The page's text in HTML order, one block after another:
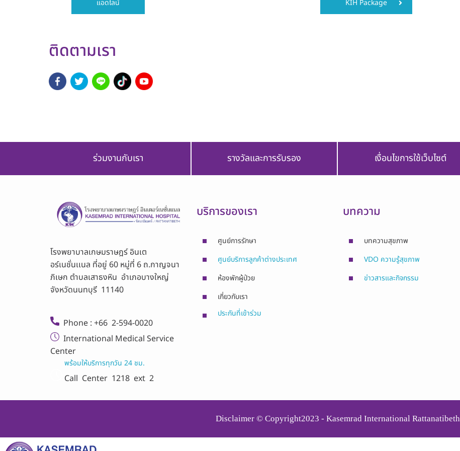
แอดไลน์ KIH Package
ติดตามเรา
ร่วมงานกับเรา รางวัลและการรับรอง เงื่อนไขการใช้เว็บไซต์
โรงพยาบาลเกษมราษฎร์ อินเต
อร์เนชั่นเเนล ที่อยู่ 60 หมู่ที่ 6 ถ.กาญจนา
ภิเษก ตำบลเสาธงหิน อำเภอบางใหญ่
จังหวัดนนทบุรี 11140
Phone : +66 2-594-0020
International Medical Service
Center
พร้อมให้บริการทุกวัน 24 ชม.
Call Center 1218 ext 2
บริการของเรา
ศูนย์การรักษา
ศูนย์บริการลูกค้าต่างประเทศ
ห้องพักผู้ป่วย
เกี่ยวกับเรา
ประกันที่เข้าร่วม
บทความ
บทความสุขภาพ
VDO ความรู้สุขภาพ
ข่าวสารและกิจกรรม
Disclaimer © Copyright2023 - Kasemrad International Rattanatibeth